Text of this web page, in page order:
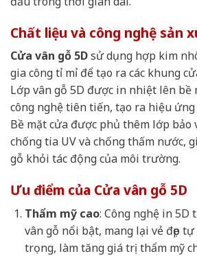
Chất liệu và công nghệ sản
Cửa vân gỗ 5Dsử dụng hợp kim
gia công tỉ mỉ để tạo ra các khung
Lớp vân gỗ 5D được in nhiệt lên bề
công nghệ tiên tiến, tạo ra hiệu
Bề mặt cửa được phủ thêm lớp bảo
chống tia UV và chống thấm nước,
gỗ khỏi tác động của môi trường.
Ưu điểm của Cửa vân gỗ 5D
Thẩm mỹ cao: Công nghệ in 5D
vân gỗ nổi bật, mang lại vẻ đẹp
trọng, làm tăng giá trị thẩm mỹ